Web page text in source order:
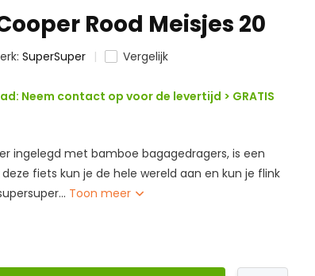
Rood Meisjes 20
SuperSuper Vergelijk
Neem contact op voor de levertijd > GRATIS
ingelegd met bamboe bagagedragers, is een
fiets kun je de hele wereld aan en kun je flink
Toon meer